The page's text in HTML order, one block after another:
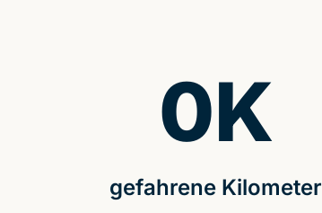
gefahrene Kilometer
0K